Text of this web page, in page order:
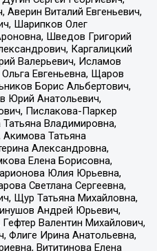
Виталий Евгеньевич,
Шарипков Олег
Шведов Григорий
Каргалицкий
Валерьевич, Исламов
Евгеньевна, Щаров
Борис Альбертович,
Юрий Анатольевич,
Пислакова-Паркер
Владимировна,
Акимова Татьяна
Александровна,
Елена Борисовна,
Юлия Юрьевна,
Светлана Сергеевна,
Щур Татьяна Михайловна,
Андрей Юрьевич,
Валентин Михайлович,
Флиге Ирина Анатольевна,
Вититинова Елена